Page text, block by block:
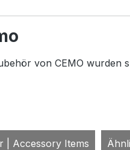
von CEMO
| Accessory Items